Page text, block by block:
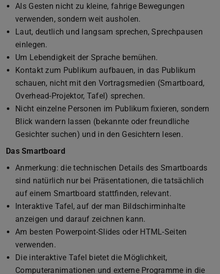
Als Gesten nicht zu kleine, fahrige Bewegungen
verwenden, sondern weit ausholen.
Laut, deutlich und langsam sprechen, Sprechpausen
einlegen.
Um Lebendigkeit der Sprache bemühen.
Kontakt zum Publikum aufbauen, in das Publikum
schauen, nicht mit den Vortragsmedien (Smartboard,
Overhead-Projektor, Tafel) sprechen.
Nicht einzelne Personen im Publikum fixieren, sondern
Blick wandern lassen (bekannte oder freundliche
Gesichter suchen) und in den Gesichtern lesen.
Das Smartboard
Anmerkung: die technischen Details des Smartboards
sind natürlich nur bei Präsentationen, die tatsächlich
auf einem Smartboard stattfinden, relevant.
Interaktive Tafel, auf der man Bildschirminhalte
anzeigen und darauf zeichnen kann.
Am besten Powerpoint-Slides oder HTML-Seiten
verwenden.
Die interaktive Tafel bietet die Möglichkeit,
Computeranimationen und externe Programme in die